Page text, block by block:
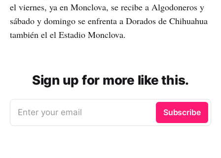
el viernes, ya en Monclova, se recibe a Algodoneros y
sábado y domingo se enfrenta a Dorados de Chihuahua
también el el Estadio Monclova.
Sign up for more like this.
Enter your email Subscribe